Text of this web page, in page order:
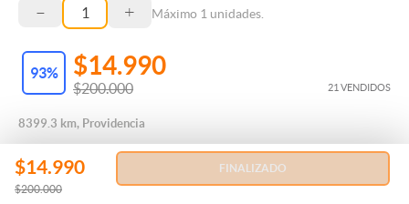
– + Máximo 1 unidades.
93% $14.990
$200.000 21 VENDIDOS
8399.3 km, Providencia
$14.990
$200.000
FINALIZADO